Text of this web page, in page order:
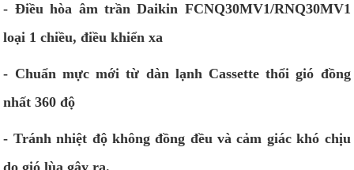
- Điều hòa âm trần Daikin FCNQ30MV1/RNQ30MV1
loại 1 chiều, điều khiển xa
- Chuẩn mực mới từ dàn lạnh Cassette thổi gió đồng
nhất 360 độ
- Tránh nhiệt độ không đồng đều và cảm giác khó chịu